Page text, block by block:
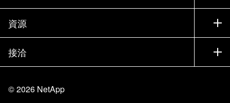
試用產品
執行簡報
產品（依英文字母順序排列）
訓練
說明文件
知識庫
社群
公司
合作夥伴
工作機會
信任中心
資源
新聞
活動
部落格
接洽
網站意見反應
©2026 NetApp